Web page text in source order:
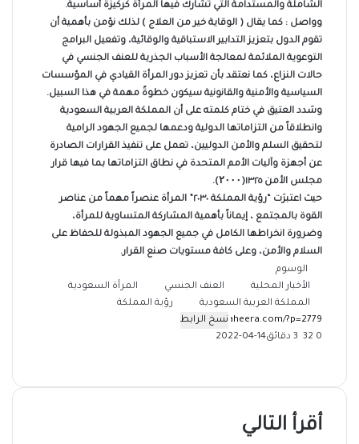
الشاملة والمستدامة التي تشارك فيها المرأة كركيزة أساسية.
وواصل : كما يقال ( الوقاية خير من العلاج ) لذلك نؤمن بأهمية أن
تقوم الدول بتعزيز التدابير الاستباقية والوقائية، وتفعيل البرامج
التوعوية الملائمة لمعالجة الأسباب الجذرية للعنف الجنسي في
حالات النزاع، كما نعتقد بأن تعزيز دور المرأة القيادي في المؤسسات
السياسية والأمنية والقانونية سيكون خطوةً مهمة في هذا السبيل.
وشدد العتيق في ختام كلمته على أن المملكة العربية السعودية
وانطلاقاً من التزاماتها الدولية ودعمها لجميع الجهود الرامية
لتحقيق السلم والأمن الدوليين، تعمل على تنفيذ القرارات الصادرة
عن أجهزة وآليات الأمم المتحدة في نطاق التزاماتها بما فيها قرار
مجلس الأمن ١٣٢٥(۲۰۰۰).
حيث اعتبرَت “رؤية المملكة ٢٠٣٠” المرأة عنصراً مهماً من عناصر
القوة بالمجتمع ، إيماناً بأهمية المشاركة المتساوية للمرأة،
وضرورة انخراطها الكامل في جميع الجهود المبذولة للحفاظ على
السلام والأمن، وعلى كافة مستويات صنع القرار.
الوسوم
الأخبار المحلية
العنف الجنسي
المرأة السعودية
المملكة العربية السعودية
رؤية المملكة
نسخ الرابط
2022-04-14
0
البريد
أقرأ التالي